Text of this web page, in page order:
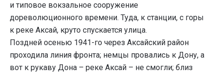
и типовое вокзальное сооружение
дореволюционного времени. Туда, к станции, с горы
к реке Аксай, круто спускается улица.
Поздней осенью 1941-го через Аксайский район
проходила линия фронта; немцы провались к Дону, а
вот к рукаву Дона – реке Аксай – не смогли; близ